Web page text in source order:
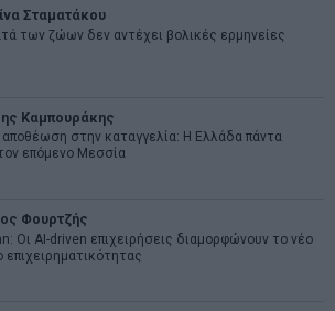
Σταματάκου
των ζώων δεν αντέχει βολικές ερμηνείες
Καμπουράκης
αποθέωση στην καταγγελία: Η Ελλάδα πάντα
επόμενο Μεσσία
Φουρτζής
Οι AI-driven επιχειρήσεις διαμορφώνουν το νέο
επιχειρηματικότητας